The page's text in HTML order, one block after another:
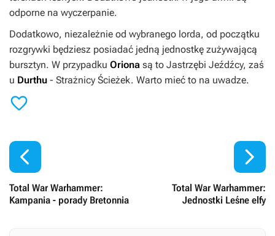
odporne na wyczerpanie.
Dodatkowo, niezależnie od wybranego lorda, od początku
rozgrywki będziesz posiadać jedną jednostkę zużywającą
bursztyn. W przypadku Oriona są to Jastrzębi Jeźdźcy, zaś
u Durthu - Strażnicy Ścieżek. Warto mieć to na uwadze.


Total War Warhammer:
Kampania - porady Bretonnia
Total War Warhammer:
Jednostki Leśne elfy
